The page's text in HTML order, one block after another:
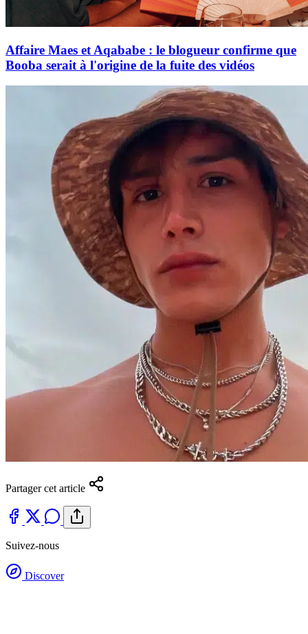
Affaire Maes et Aqababe : le blogueur confirme que
Booba serait à l'origine de la fuite des vidéos
Partager cet article
Suivez-nous
Discover